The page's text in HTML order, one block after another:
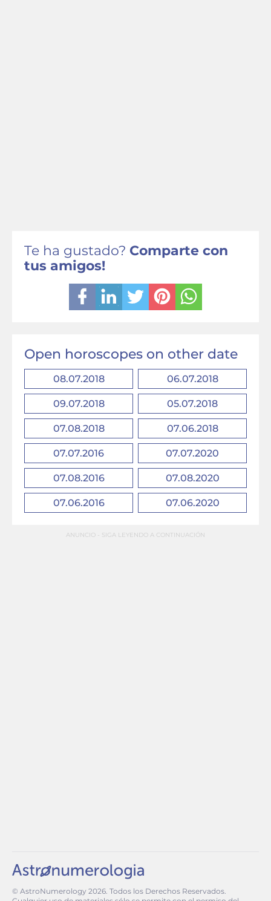
Te ha gustado? Comparte con
tus amigos!
Open horoscopes on other date
08.07.2018 06.07.2018
09.07.2018 05.07.2018
07.08.2018 07.06.2018
07.07.2016 07.07.2020
07.08.2016 07.08.2020
07.06.2016 07.06.2020
ANUNCIO - SIGA LEYENDO A CONTINUACIÓN
© AstroNumerology 2026. Todos los Derechos Reservados.